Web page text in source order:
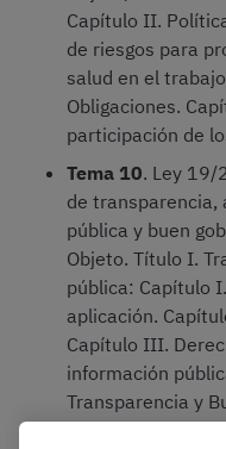
Capítulo II.
de riesgos para
salud en el
Obligaciones.
participación de
Tema 10. Ley 19/
de transparencia,
pública y buen
Objeto. Título I.
pública: Capítulo
aplicación.
Capítulo III.
información
Transparencia y